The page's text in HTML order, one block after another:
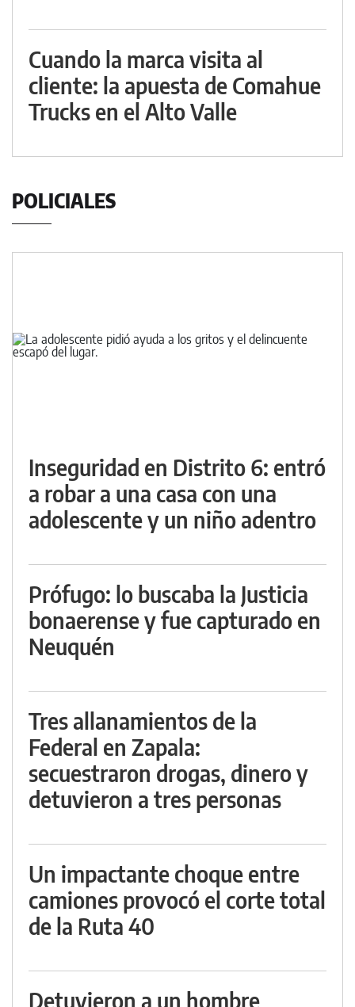
Cuando la marca visita al
cliente: la apuesta de Comahue
Trucks en el Alto Valle
POLICIALES
Inseguridad en Distrito 6: entró
a robar a una casa con una
adolescente y un niño adentro
Prófugo: lo buscaba la Justicia
bonaerense y fue capturado en
Neuquén
Tres allanamientos de la
Federal en Zapala:
secuestraron drogas, dinero y
detuvieron a tres personas
Un impactante choque entre
camiones provocó el corte total
de la Ruta 40
Detuvieron a un hombre